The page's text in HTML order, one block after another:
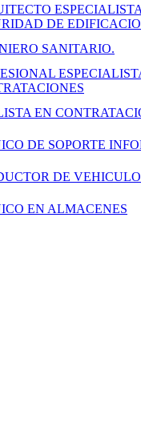
DE
SANITARIO.
EN
DE SOPORTE
DE VEHICULO
EN ALMACENES